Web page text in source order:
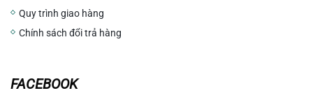
Quy trình giao hàng
Chính sách đổi trả hàng
FACEBOOK